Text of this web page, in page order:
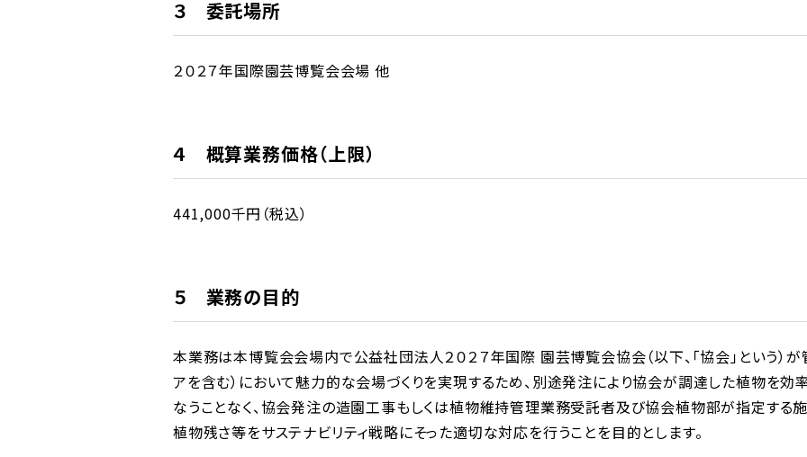
３ 委託場所
２０２７年国際園芸博覧会会場 他
４ 概算業務価格（上限）
441,000千円（税込）
５ 業務の目的
本業務は本博覧会会場内で公益社団法人２０２７年国際 園芸博覧会協会（以下、「協会」という）
アを含む）において魅力的な会場づくりを実現するため、別途発注により協会が調達した植物を効
なうことなく、協会発注の造園工事もしくは植物維持管理業務受託者及び協会植物部が指定する
植物残さ等をサステナビリティ戦略にそった適切な対応を行うことを目的とします。